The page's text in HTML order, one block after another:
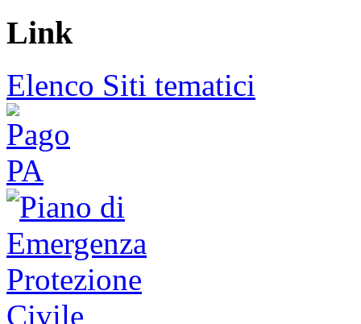
Link
Elenco Siti tematici